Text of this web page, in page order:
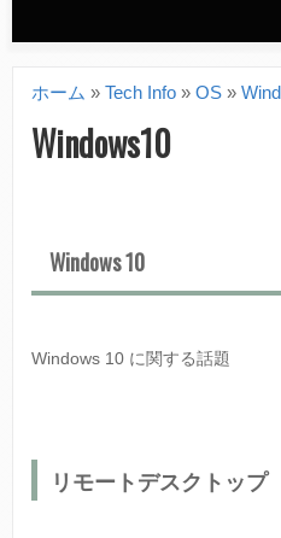
現
在
ホーム » Tech Info » OS »
Windows10
Windows 10
Windows 10 に関する話題
リモートデスクトップ